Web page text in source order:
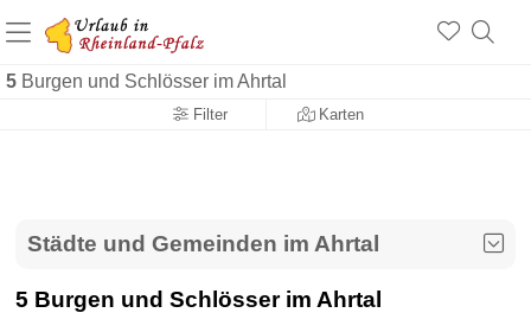
5 Burgen und Schlösser im Ahrtal
Filter Karten
+1.500 Unterkünfte in Rheinland-Pfalz
+1.000 Sehenswürdigkeiten
Städte und Gemeinden im Ahrtal
5 Burgen und Schlösser im Ahrtal